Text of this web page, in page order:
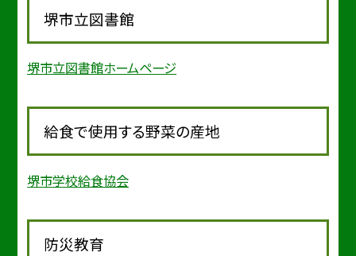
堺市立図書館
堺市立図書館ホームページ
給食で使用する野菜の産地
堺市学校給食協会
防災教育